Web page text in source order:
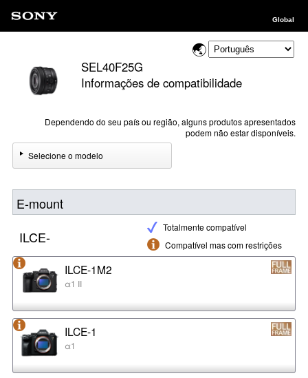
Global
SEL40F25G
Informações de compatibilidade
Dependendo do seu país ou região, alguns produtos apresentados
podem não estar disponíveis.
Selecione o modelo
E-mount
Totalmente compatível
Compatível mas com restrições
ILCE-
ILCE-1M2
α1 II
ILCE-1
α1